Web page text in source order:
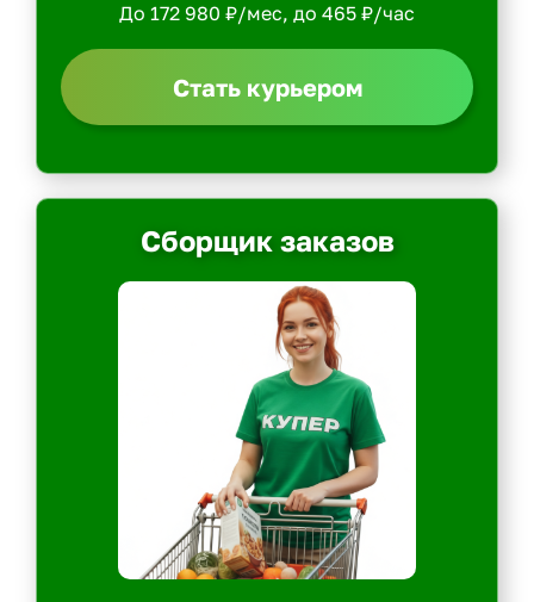
До 172 980 ₽/мес, до 465 ₽/час
Стать курьером
Сборщик заказов